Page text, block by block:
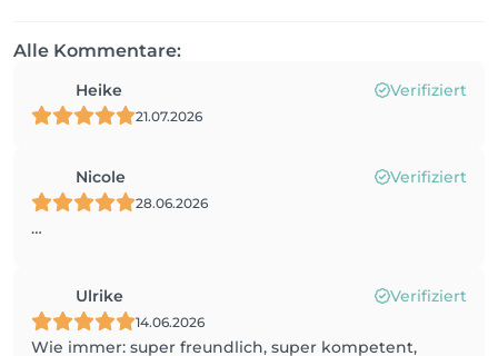
Alle Kommentare:
Heike Verifiziert
21.07.2026
Nicole Verifiziert
28.06.2026
…
Ulrike Verifiziert
14.06.2026
Wie immer: super freundlich, super kompetent,